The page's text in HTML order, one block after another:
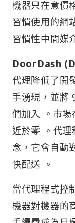
機器只在意價
習慣使用的網
習慣性中間媒
DoorDash
代理降低了開
手湧現，並將
們加入 。市場
近於零 。代
念，它會自動
快配送 。
當代理程式控
機器對機器的